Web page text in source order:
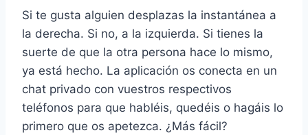
Si te gusta alguien desplazas la instantánea a
la derecha. Si no, a la izquierda. Si tienes la
suerte de que la otra persona hace lo mismo,
ya está hecho. La aplicación os conecta en un
chat privado con vuestros respectivos
teléfonos para que habléis, quedéis o hagáis lo
primero que os apetezca. ¿Más fácil?